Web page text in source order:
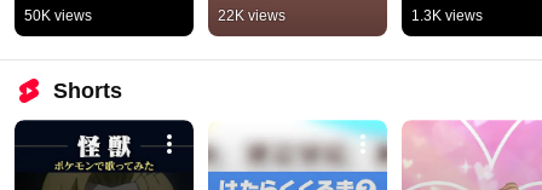
50K views
#sakuragram #櫻坂
インスタ_祝公式マ
ーク
22K views 1.3K views
Shorts